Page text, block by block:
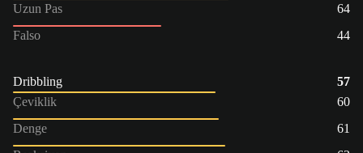
Uzun Pas
64
Falso
44
Dribbling
57
Çeviklik
60
Denge
61